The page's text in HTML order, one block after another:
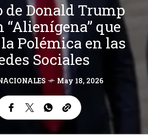
de Donald Trump
“Alienígena” que
Polémica en las
Sociales
May 18, 2026